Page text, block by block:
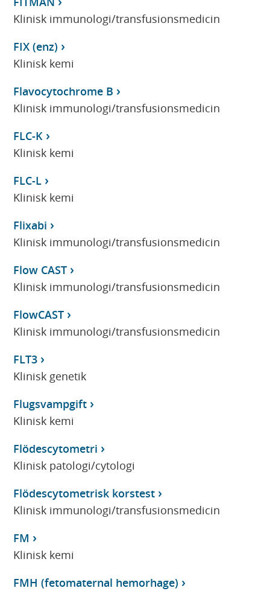
Klinisk immunologi/transfusionsmedicin
FIX (enz)
Klinisk kemi
Flavocytochrome B
Klinisk immunologi/transfusionsmedicin
FLC-K
Klinisk kemi
FLC-L
Klinisk kemi
Flixabi
Klinisk immunologi/transfusionsmedicin
Flow CAST
Klinisk immunologi/transfusionsmedicin
FlowCAST
Klinisk immunologi/transfusionsmedicin
FLT3
Klinisk genetik
Flugsvampgift
Klinisk kemi
Flödescytometri
Klinisk patologi/cytologi
Flödescytometrisk korstest
Klinisk immunologi/transfusionsmedicin
FM
Klinisk kemi
FMH (fetomaternal hemorhage)